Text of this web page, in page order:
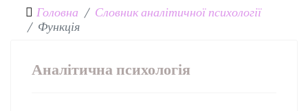
Головна
Словник аналітичної психології
Функція
Аналітична психологія